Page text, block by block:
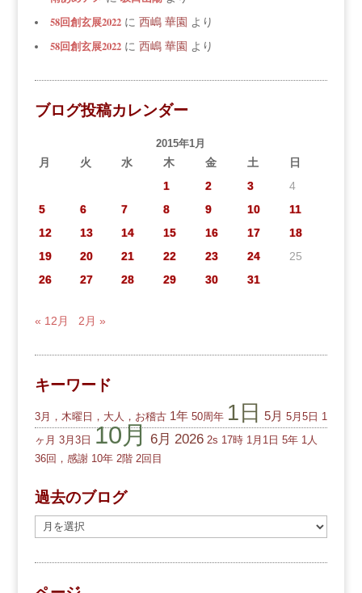
58回創玄展2022に 西嶋 華園 より
58回創玄展2022に 西嶋 華園 より
ブログ投稿カレンダー
2015年1月
月 火 水 木 金 土
日
1
2 3
4
5
6 7 8 9 10
11
12
13 14 15 16 17
18
19
20 21 22 23 24
25
26
27 28 29 30 31
« 12月 2月 »
キーワード
3月，木曜日，大人，お稽古 1年 50周年 1日 5月 5月5日 1
ヶ月 3月3日 10月 6月 2026 2s 17時 1月1日 5年 1人
36回，感謝 10年 2階 2回目
過去のブログ
去
の